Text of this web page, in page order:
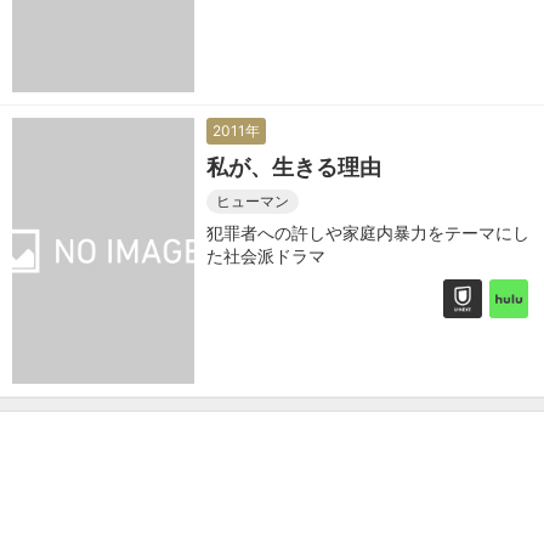
2011年
私が、生きる理由
ヒューマン
犯罪者への許しや家庭内暴力をテーマにし
た社会派ドラマ